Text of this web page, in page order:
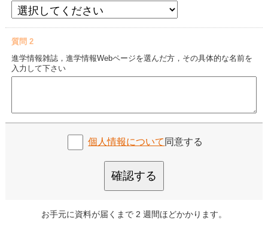
質問 2
進学情報雑誌，進学情報Webページを選んだ方，その具体的な名前を
入力して下さい
個人情報について 同意する
確認する
お手元に資料が届くまで 2 週間ほどかかります。